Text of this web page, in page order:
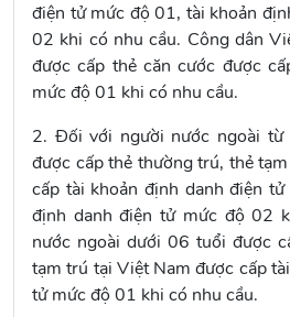
điện tử mức độ 01, tài khoản
02 khi có nhu cầu. Công dân
được cấp thẻ căn cước được
mức độ 01 khi có nhu cầu.
2. Đối với người nước ngoài
được cấp thẻ thường trú, thẻ
cấp tài khoản định danh điện
định danh điện tử mức độ 02
nước ngoài dưới 06 tuổi được
tạm trú tại Việt Nam được cấp
tử mức độ 01 khi có nhu cầu.